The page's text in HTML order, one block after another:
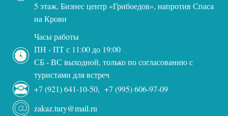
5 этаж, Бизнес центр «Грибоедов», напротив Спаса
на Крови
Часы работы
ПН - ПТ с 11:00 до 19:00
СБ - ВС выходной, только по согласованию с
туристами для встреч
+7 (921) 641-10-50, +7 (995) 606-97-09
zakaz.tury@mail.ru